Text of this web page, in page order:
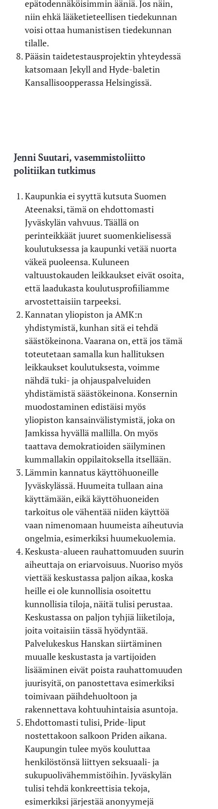
epätodennäköisimmin ääniä. Jos näin,
niin ehkä lääketieteellisen tiedekunnan
voisi ottaa humanistisen tiedekunnan
tilalle.
Pääsin taidetestausprojektin yhteydessä
katsomaan Jekyll and Hyde-baletin
Kansallisoopperassa Helsingissä.
Jenni Suutari, vasemmistoliitto
politiikan tutkimus
Kaupunkia ei syyttä kutsuta Suomen
Ateenaksi, tämä on ehdottomasti
Jyväskylän vahvuus. Täällä on
perinteikkäät juuret suomenkielisessä
koulutuksessa ja kaupunki vetää nuorta
väkeä puoleensa. Kuluneen
valtuustokauden leikkaukset eivät osoita,
että laadukasta koulutusprofiiliamme
arvostettaisiin tarpeeksi.
Kannatan yliopiston ja AMK:n
yhdistymistä, kunhan sitä ei tehdä
säästökeinona. Vaarana on, että jos tämä
toteutetaan samalla kun hallituksen
leikkaukset koulutuksesta, voimme
nähdä tuki- ja ohjauspalveluiden
yhdistämistä säästökeinona. Konsernin
muodostaminen edistäisi myös
yliopiston kansainvälistymistä, joka on
Jamkissa hyvällä mallilla. On myös
taattava demokratioiden säilyminen
kummallakin oppilaitoksella itsellään.
Lämmin kannatus käyttöhuoneille
Jyväskylässä. Huumeita tullaan aina
käyttämään, eikä käyttöhuoneiden
tarkoitus ole vähentää niiden käyttöä
vaan nimenomaan huumeista aiheutuvia
ongelmia, esimerkiksi huumekuolemia.
Keskusta-alueen rauhattomuuden suurin
aiheuttaja on eriarvoisuus. Nuoriso myös
viettää keskustassa paljon aikaa, koska
heille ei ole kunnollisia osoitettu
kunnollisia tiloja, näitä tulisi perustaa.
Keskustassa on paljon tyhjiä liiketiloja,
joita voitaisiin tässä hyödyntää.
Palvelukeskus Hanskan siirtäminen
muualle keskustasta ja vartijoiden
lisääminen eivät poista rauhattomuuden
juurisyitä, on panostettava esimerkiksi
toimivaan päihdehuoltoon ja
rakennettava kohtuuhintaisia asuntoja.
Ehdottomasti tulisi, Pride-liput
nostettakoon salkoon Priden aikana.
Kaupungin tulee myös kouluttaa
henkilöstönsä liittyen seksuaali- ja
sukupuolivähemmistöihin. Jyväskylän
tulisi tehdä konkreettisia tekoja,
esimerkiksi järjestää anonyymejä